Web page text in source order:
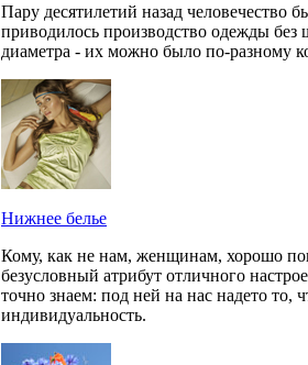
Пару десятилетий назад человечество
приводилось производство одежды
диаметра - их можно было по-разному
Нижнее белье
Кому, как не нам, женщинам, хорошо
безусловный атрибут отличного
точно знаем: под ней на нас надето то,
индивидуальность.